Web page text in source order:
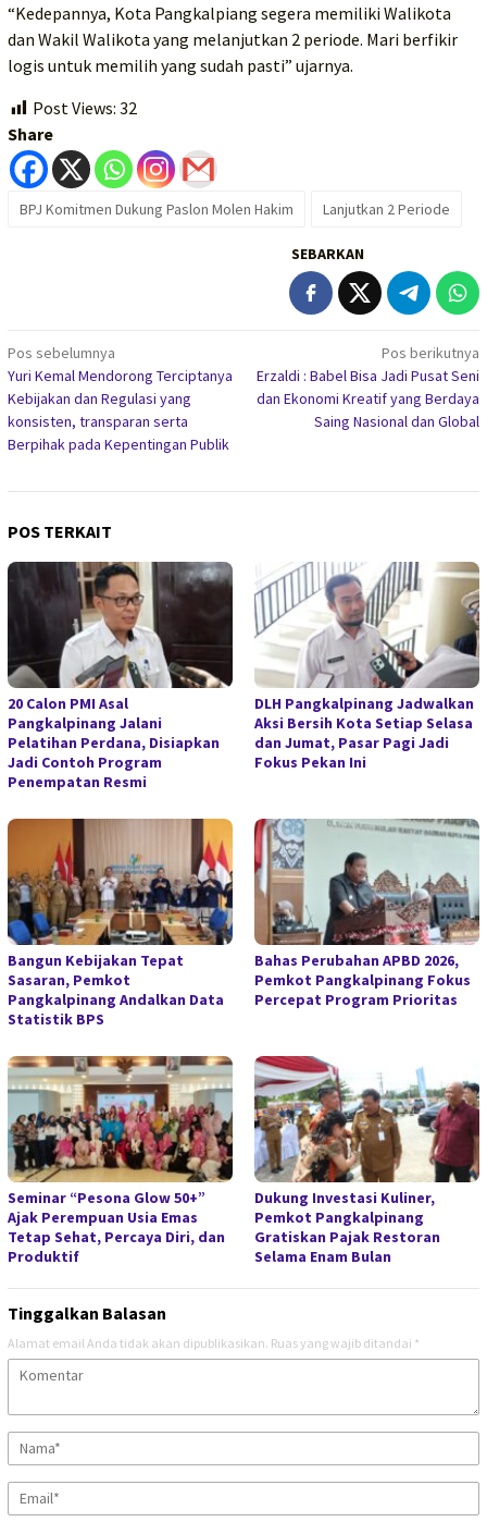
“Kedepannya, Kota Pangkalpiang segera memiliki Walikota
dan Wakil Walikota yang melanjutkan 2 periode. Mari berfikir
logis untuk memilih yang sudah pasti” ujarnya.
Post Views: 32
Share
BPJ Komitmen Dukung Paslon Molen Hakim Lanjutkan 2 Periode
SEBARKAN
Navigasi
pos
Pos sebelumnya
Yuri Kemal Mendorong Terciptanya
Kebijakan dan Regulasi yang
konsisten, transparan serta
Berpihak pada Kepentingan Publik
Pos berikutnya
Erzaldi : Babel Bisa Jadi Pusat Seni
dan Ekonomi Kreatif yang Berdaya
Saing Nasional dan Global
POS TERKAIT
20 Calon PMI Asal
Pangkalpinang Jalani
Pelatihan Perdana, Disiapkan
Jadi Contoh Program
Penempatan Resmi
DLH Pangkalpinang Jadwalkan
Aksi Bersih Kota Setiap Selasa
dan Jumat, Pasar Pagi Jadi
Fokus Pekan Ini
Bangun Kebijakan Tepat
Sasaran, Pemkot
Pangkalpinang Andalkan Data
Statistik BPS
Bahas Perubahan APBD 2026,
Pemkot Pangkalpinang Fokus
Percepat Program Prioritas
Seminar “Pesona Glow 50+”
Ajak Perempuan Usia Emas
Tetap Sehat, Percaya Diri, dan
Produktif
Dukung Investasi Kuliner,
Pemkot Pangkalpinang
Gratiskan Pajak Restoran
Selama Enam Bulan
Tinggalkan Balasan
Alamat email Anda tidak akan dipublikasikan. Ruas yang wajib ditandai *